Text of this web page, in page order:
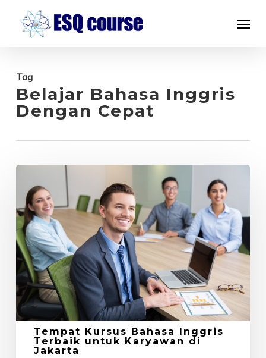
Tag
Belajar Bahasa Inggris
Dengan Cepat
Kursus
Bahasa
Inggris
Terbaik
untuk
Karyawan
di
Jakarta
Tempat Kursus Bahasa Inggris
Terbaik untuk Karyawan di
Jakarta